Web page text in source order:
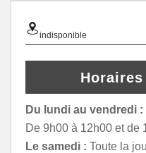
indisponible
Du lundi au vendredi :
De 9h00 à 12h00 et de
Le samedi : Toute la